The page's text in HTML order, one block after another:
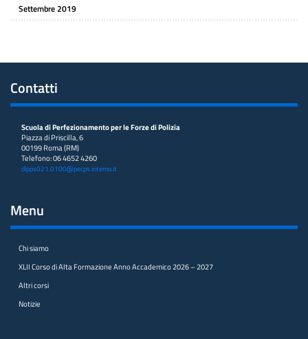
Settembre 2019
Contatti
Scuola di Perfezionamento per le Forze di Polizia
Piazza di Priscilla, 6
00199 Roma (RM)
Telefono: 06 4652 4260
dipps021.0100@pecps.interno.it
Menu
Chi siamo
XLII Corso di Alta Formazione Anno Accademico 2026 – 2027
Altri corsi
Notizie